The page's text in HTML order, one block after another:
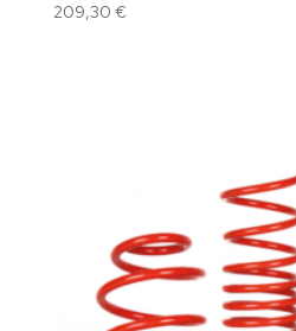
209,30 €